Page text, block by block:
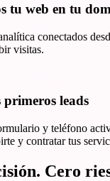
tu web en tu
conectados
visitas.
primeros leads
y teléfono
y contratar tus
Cero